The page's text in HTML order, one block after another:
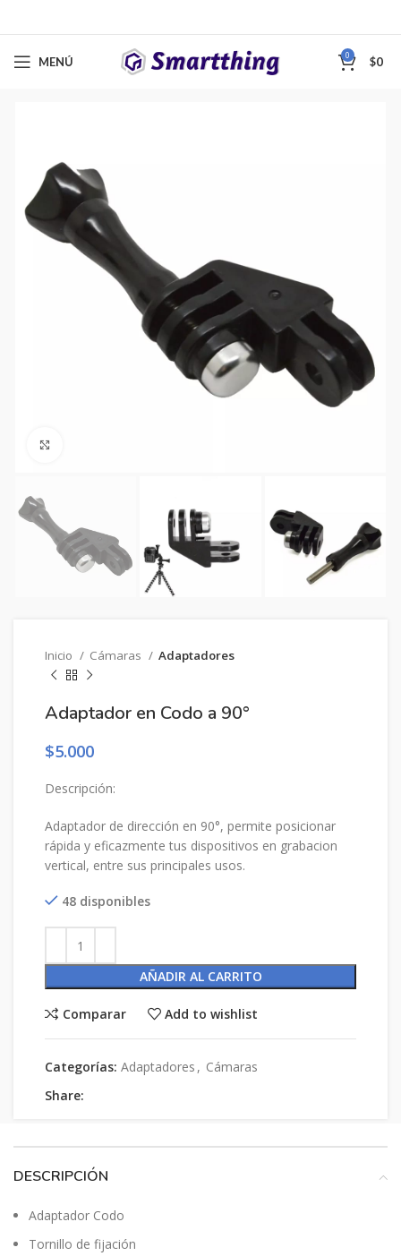
MENÚ 0 $0
Inicio Cámaras Adaptadores
Adaptador en Codo a 90°
$5.000
Descripción:
Adaptador de dirección en 90°, permite posicionar
rápida y eficazmente tus dispositivos en grabacion
vertical, entre sus principales usos.
48 disponibles
AÑADIR AL CARRITO
Comparar Add to wishlist
Categorías: Adaptadores , Cámaras
Share:
DESCRIPCIÓN
Adaptador Codo
Tornillo de fijación